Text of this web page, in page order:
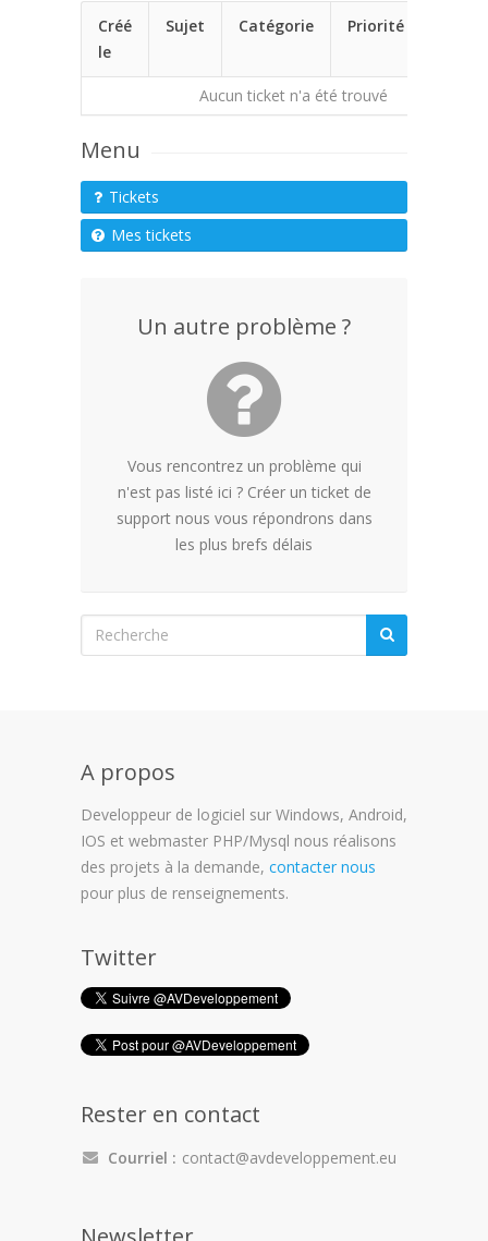
Créé
le
Sujet Catégorie Priorité
Aucun ticket n'a été trouvé
Menu
Tickets
Mes tickets
Un autre problème ?
Vous rencontrez un problème qui
n'est pas listé ici ? Créer un ticket de
support nous vous répondrons dans
les plus brefs délais
A propos
Developpeur de logiciel sur Windows, Android,
IOS et webmaster PHP/Mysql nous réalisons
des projets à la demande, contacter nous
pour plus de renseignements.
Twitter
Rester en contact
Courriel : contact@avdeveloppement.eu